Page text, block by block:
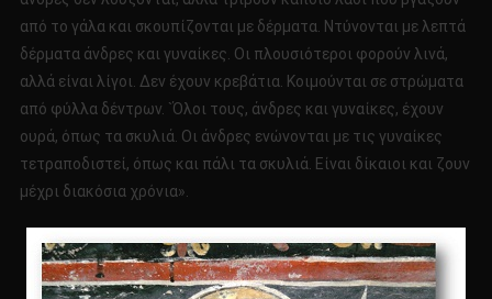
από το γάλα και σκουπίζονται με δέρματα. Ντύνονται με λεπτά
δέρματα άνδρες και γυναίκες. Οι πλουσιότεροι φορούν λινά,
αλλά είναι λίγοι. Δεν έχουν κρεβάτια. Κοιμούνται σε στρώματα
από φύλλα δέντρων. `Όλοι τους, άνδρες και γυναίκες, έχουν
ουρά, όπως τα σκυλιά. Οι άνδρες ενώνονται με τις γυναίκες
τετραποδιστεί, όπως και πάλι τα σκυλιά. Είναι δίκαιοι και ζουν
μέχρι διακόσια χρόνια».